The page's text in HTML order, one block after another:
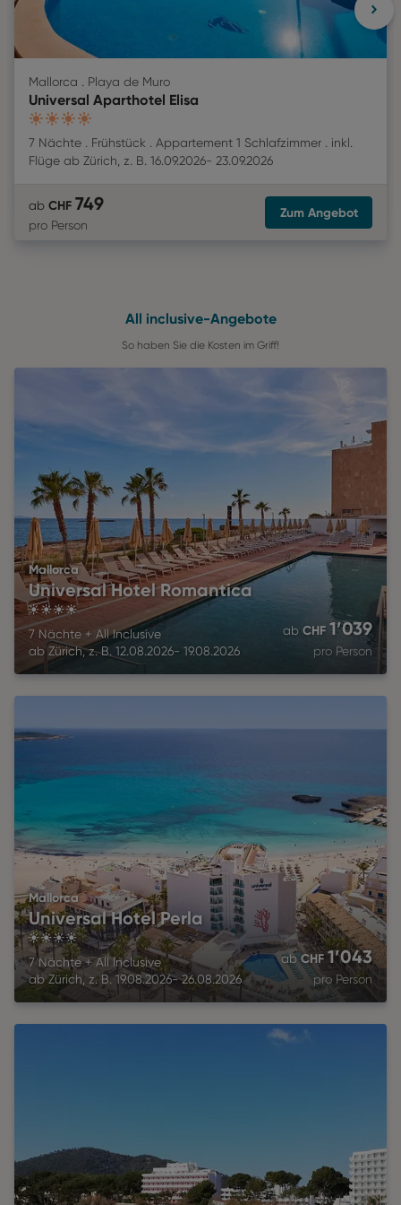
Mallorca . Playa de Muro
Universal Aparthotel Elisa
4
7 Nächte Frühstück Appartement 1 Schlafzimmer
inkl.
Flüge ab Zürich, z. B. 16.09.2026- 23.09.2026
ab CHF 749
pro Person
Zum Angebot
All inclusive-Angebote
So haben Sie die Kosten im Griff!
Mallorca
Universal Hotel Romantica
4
7 Nächte + All Inclusive
ab Zürich, z. B. 12.08.2026- 19.08.2026
ab CHF 1’039
pro Person
Mallorca
Universal Hotel Perla
4
7 Nächte+All Inclusive
ab Zürich, z. B. 19.08.2026- 26.08.2026
ab CHF 1’043
pro Person